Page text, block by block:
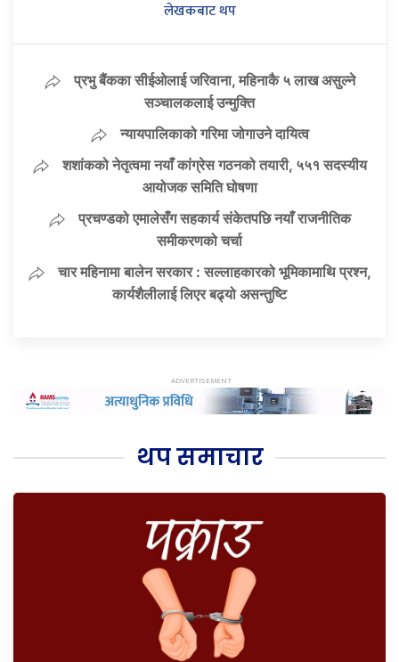
लेखकबाट थप
प्रभु बैंकका सीईओलाई जरिवाना, महिनाकै ५ लाख असुल्ने
सञ्चालकलाई उन्मुक्ति
न्यायपालिकाको गरिमा जोगाउने दायित्व
शशांकको नेतृत्वमा नयाँ कांग्रेस गठनको तयारी, ५५१ सदस्यीय
आयोजक समिति घोषणा
प्रचण्डको एमालेसँग सहकार्य संकेतपछि नयाँ राजनीतिक
समीकरणको चर्चा
चार महिनामा बालेन सरकार : सल्लाहकारको भूमिकामाथि प्रश्न,
कार्यशैलीलाई लिएर बढ्यो असन्तुष्टि
थप समाचार